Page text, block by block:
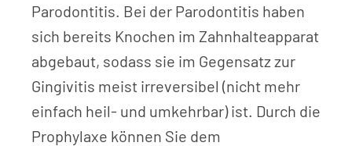
Parodontitis. Bei der Parodontitis haben
sich bereits Knochen im Zahnhalteapparat
abgebaut, sodass sie im Gegensatz zur
Gingivitis meist irreversibel (nicht mehr
einfach heil- und umkehrbar) ist. Durch die
Prophylaxe können Sie dem